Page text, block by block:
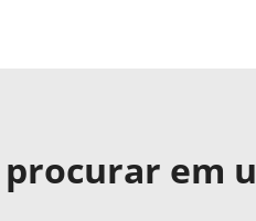
em